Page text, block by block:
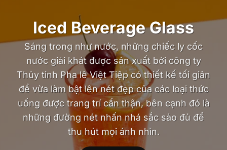
Iced Beverage Glass
Sáng trong như nước, những chiếc ly cốc
nước giải khát được sản xuất bởi công ty
Thủy tinh Pha lê Việt Tiệp có thiết kế tối giản
để vừa làm bật lên nét đẹp của các loại thức
uống được trang trí cẩn thận, bên cạnh đó là
những đường nét nhấn nhá sắc sảo đủ để
thu hút mọi ánh nhìn.